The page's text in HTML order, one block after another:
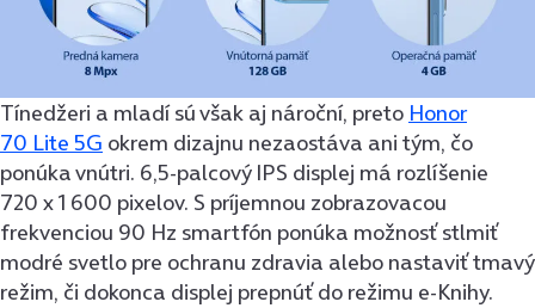
Tínedžeri a mladí sú však aj nároční, preto Honor
70 Lite 5G okrem dizajnu nezaostáva ani tým, čo
ponúka vnútri. 6,5-palcový IPS displej má rozlíšenie
720 x 1 600 pixelov. S príjemnou zobrazovacou
frekvenciou 90 Hz smartfón ponúka možnosť stlmiť
modré svetlo pre ochranu zdravia alebo nastaviť tmavý
režim, či dokonca displej prepnúť do režimu e-Knihy.